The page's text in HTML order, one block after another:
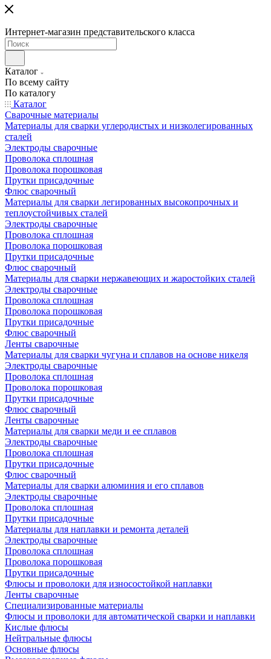
Интернет-магазин представительского класса
Каталог
По всему сайту
По каталогу
Каталог
Сварочные материалы
Материалы для сварки углеродистых и низколегированных
сталей
Электроды сварочные
Проволока сплошная
Проволока порошковая
Прутки присадочные
Флюс сварочный
Материалы для сварки легированных высокопрочных и
теплоустойчивых сталей
Электроды сварочные
Проволока сплошная
Проволока порошковая
Прутки присадочные
Флюс сварочный
Материалы для сварки нержавеющих и жаростойких сталей
Электроды сварочные
Проволока сплошная
Проволока порошковая
Прутки присадочные
Флюс сварочный
Ленты сварочные
Материалы для сварки чугуна и сплавов на основе никеля
Электроды сварочные
Проволока сплошная
Проволока порошковая
Прутки присадочные
Флюс сварочный
Ленты сварочные
Материалы для сварки меди и ее сплавов
Электроды сварочные
Проволока сплошная
Прутки присадочные
Флюс сварочный
Материалы для сварки алюминия и его сплавов
Электроды сварочные
Проволока сплошная
Прутки присадочные
Материалы для наплавки и ремонта деталей
Электроды сварочные
Проволока сплошная
Проволока порошковая
Прутки присадочные
Флюсы и проволоки для износостойкой наплавки
Ленты сварочные
Специализированные материалы
Флюсы и проволоки для автоматической сварки и наплавки
Кислые флюсы
Нейтральные флюсы
Основные флюсы